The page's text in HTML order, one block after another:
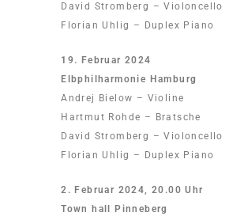
David Stromberg – Violoncello
Florian Uhlig – Duplex Piano
19. Februar 2024
Elbphilharmonie Hamburg
Andrej Bielow – Violine
Hartmut Rohde – Bratsche
David Stromberg – Violoncello
Florian Uhlig – Duplex Piano
2. Februar 2024, 20.00 Uhr
Town hall Pinneberg